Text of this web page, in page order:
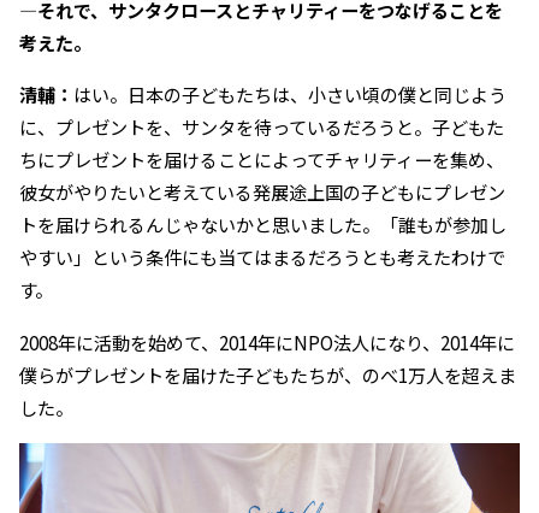
―それで、サンタクロースとチャリティーをつなげることを
考えた。
清輔： はい。日本の子どもたちは、小さい頃の僕と同じよう
に、プレゼントを、サンタを待っているだろうと。子どもた
ちにプレゼントを届けることによってチャリティーを集め、
彼女がやりたいと考えている発展途上国の子どもにプレゼン
トを届けられるんじゃないかと思いました。「誰もが参加し
やすい」という条件にも当てはまるだろうとも考えたわけで
す。
2008年に活動を始めて、2014年にNPO法人になり、2014年に
僕らがプレゼントを届けた子どもたちが、のべ1万人を超えま
した。